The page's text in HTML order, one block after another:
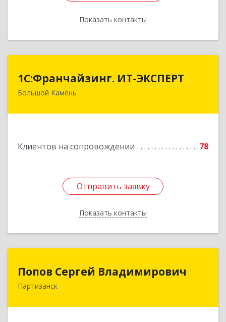
Показать контакты
Назад
1С:Франчайзинг. ИТ-ЭКСПЕРТ
Большой Камень
Клиентов на сопровождении 78
Отправить заявку
Показать контакты
1С:Франчайзинг. ИТ-ЭКСПЕРТ
692806, Приморский край, Большой Камень г,
Отправить заявку
Назад
Попов Сергей Владимирович
Партизанск
Попов Сергей Владимирович
692922, Приморский край, г. Находка, ул.